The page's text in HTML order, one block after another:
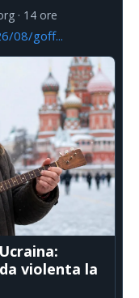
14 ore
08/goff...
violenta la